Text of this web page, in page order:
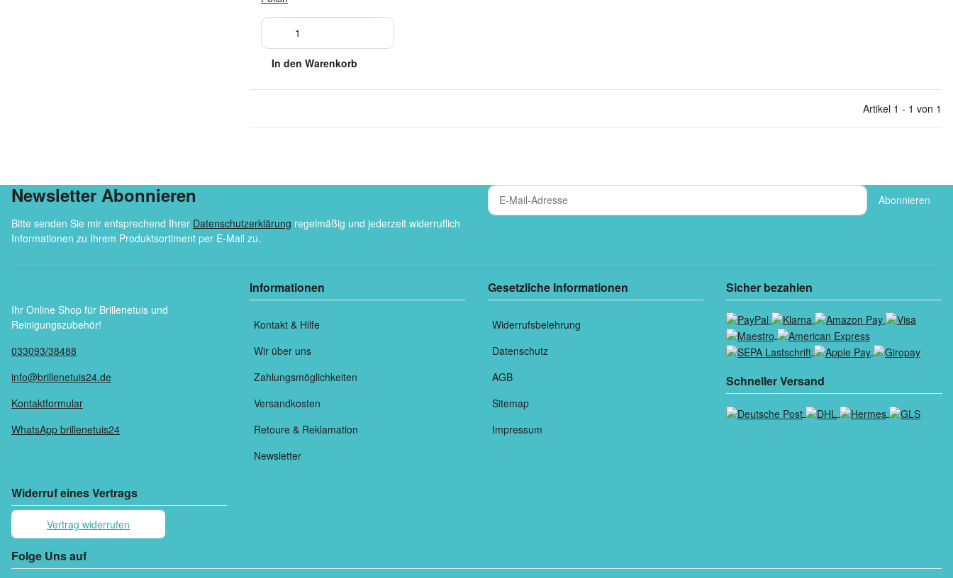
In den Warenkorb
Artikel 1 - 1 von 1
Newsletter Abonnieren
Bitte senden Sie mir entsprechend Ihrer Datenschutzerklärung regelmäßig und jederzeit widerruflich
Informationen zu Ihrem Produktsortiment per E-Mail zu.
Abonnieren
Ihr Online Shop für Brillenetuis und
Reinigungszubehör!
033093/38488
info@brillenetuis24.de
Kontaktformular
WhatsApp brillenetuis24
Informationen
Kontakt & Hilfe
Wir über uns
Zahlungsmöglichkeiten
Versandkosten
Retoure & Reklamation
Newsletter
Gesetzliche Informationen
Widerrufsbelehrung
Datenschutz
AGB
Sitemap
Impressum
Sicher bezahlen
Schneller Versand
Widerruf eines Vertrags
Vertrag widerrufen
Folge Uns auf